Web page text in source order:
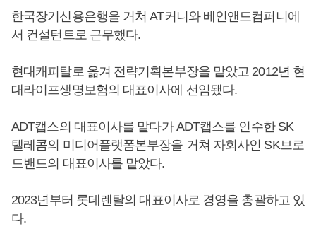
한국장기신용은행을 거쳐 AT커니와 베인앤드컴퍼니에
서 컨설턴트로 근무했다.
현대캐피탈로 옮겨 전략기획본부장을 맡았고 2012년 현
대라이프생명보험의 대표이사에 선임됐다.
ADT캡스의 대표이사를 맡다가 ADT캡스를 인수한 SK
텔레콤의 미디어플랫폼본부장을 거쳐 자회사인 SK브로
드밴드의 대표이사를 맡았다.
2023년부터 롯데렌탈의 대표이사로 경영을 총괄하고 있
다.